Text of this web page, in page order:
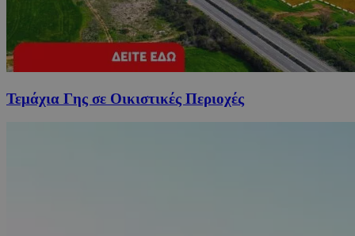
Τεμάχια Γης σε Οικιστικές Περιοχές